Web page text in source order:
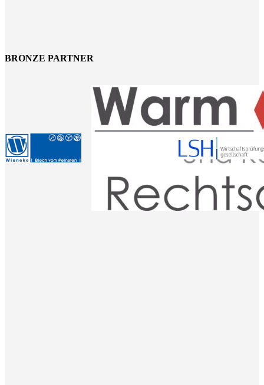
BRONZE PARTNER